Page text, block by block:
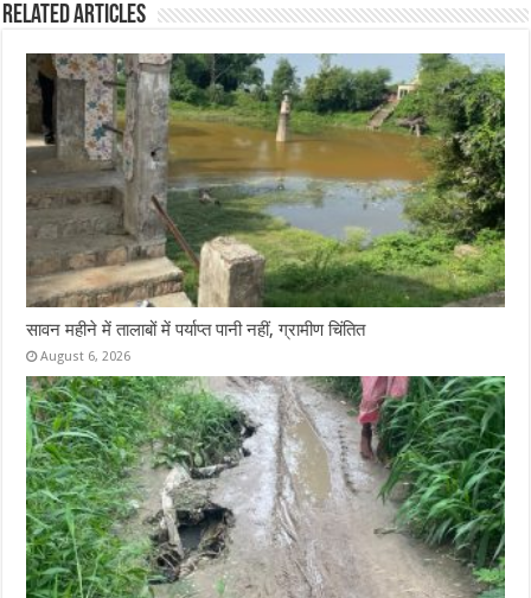
o
o
k
r
A
p
p
Related Articles
सावन महीने में तालाबों में पर्याप्त पानी नहीं, ग्रामीण चिंतित
August 6, 2026